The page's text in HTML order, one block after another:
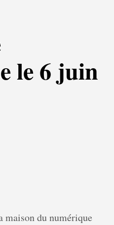
le 6 juin
maison du numérique